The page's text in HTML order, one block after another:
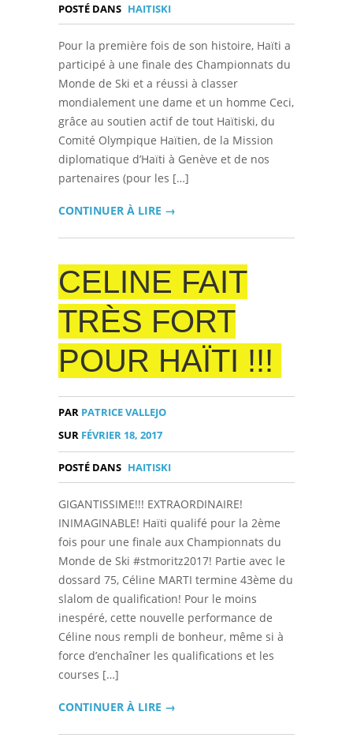
POSTÉ DANS HAITISKI
Pour la première fois de son histoire, Haïti a
participé à une finale des Championnats du
Monde de Ski et a réussi à classer
mondialement une dame et un homme Ceci,
grâce au soutien actif de tout Haïtiski, du
Comité Olympique Haïtien, de la Mission
diplomatique d’Haïti à Genève et de nos
partenaires (pour les […]
CONTINUER À LIRE →
CELINE FAIT
TRÈS FORT
POUR HAÏTI !!!
PAR PATRICE VALLEJO
SUR FÉVRIER 18, 2017
POSTÉ DANS HAITISKI
GIGANTISSIME!!! EXTRAORDINAIRE!
INIMAGINABLE! Haïti qualifé pour la 2ème
fois pour une finale aux Championnats du
Monde de Ski #stmoritz2017! Partie avec le
dossard 75, Céline MARTI termine 43ème du
slalom de qualification! Pour le moins
inespéré, cette nouvelle performance de
Céline nous rempli de bonheur, même si à
force d’enchaîner les qualifications et les
courses […]
CONTINUER À LIRE →